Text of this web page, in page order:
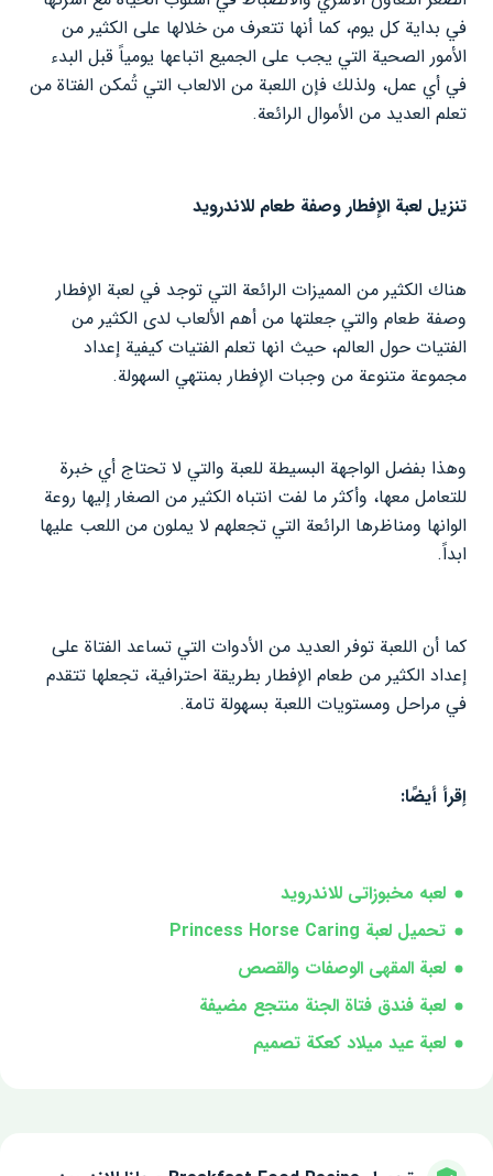
في بداية كل يوم، كما أنها تتعرف من خلالها على الكثير من
الأمور الصحية التي يجب على الجميع اتباعها يومياً قبل البدء
في أي عمل، ولذلك فإن اللعبة من الالعاب التي تُمكن الفتاة من
تعلم العديد من الأموال الرائعة.
تنزيل لعبة الإفطار وصفة طعام للاندرويد
هناك الكثير من المميزات الرائعة التي توجد في لعبة الإفطار
وصفة طعام والتي جعلتها من أهم الألعاب لدى الكثير من
الفتيات حول العالم، حيث انها تعلم الفتيات كيفية إعداد
مجموعة متنوعة من وجبات الإفطار بمنتهي السهولة.
وهذا بفضل الواجهة البسيطة للعبة والتي لا تحتاج أي خبرة
للتعامل معها، وأكثر ما لفت انتباه الكثير من الصغار إليها روعة
الوانها ومناظرها الرائعة التي تجعلهم لا يملون من اللعب عليها
ابداً.
كما أن اللعبة توفر العديد من الأدوات التي تساعد الفتاة على
إعداد الكثير من طعام الإفطار بطريقة احترافية، تجعلها تتقدم
في مراحل ومستويات اللعبة بسهولة تامة.
إقرأ أيضًا:
لعبه مخبوزاتى للاندرويد
تحميل لعبة Princess Horse Caring
لعبة المقهى الوصفات والقصص
لعبة فندق فتاة الجنة منتجع مضيفة
لعبة عيد ميلاد كعكة تصميم